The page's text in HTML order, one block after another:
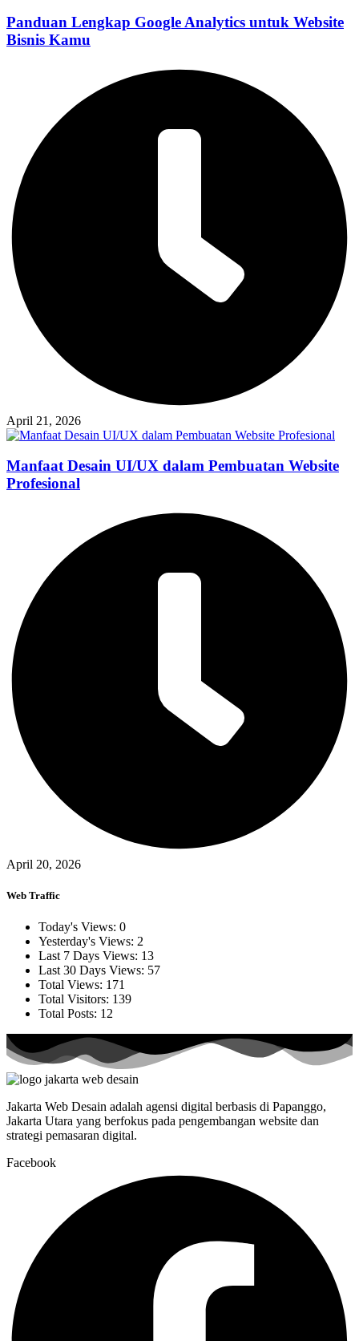
Panduan Lengkap Google Analytics untuk Website
Bisnis Kamu
April 21, 2026
Manfaat Desain UI/UX dalam Pembuatan Website
Profesional
April 20, 2026
Web Traffic
Today's Views: 0
Yesterday's Views: 2
Last 7 Days Views: 13
Last 30 Days Views: 57
Total Views: 171
Total Visitors: 139
Total Posts: 12
Jakarta Web Desain adalah agensi digital berbasis di Papanggo,
Jakarta Utara yang berfokus pada pengembangan website dan
strategi pemasaran digital.
Facebook